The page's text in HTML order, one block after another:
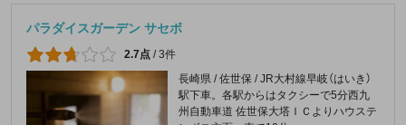
パラダイスガーデン サセボ
2.7点 /3件
長崎県 / 佐世保 / JR大村線早岐（はいき）
駅下車。各駅からはタクシーで5分西九
州自動車道 佐世保大塔ＩＣよりハウステ